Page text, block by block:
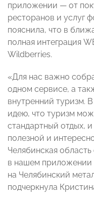
приложении — от
ресторанов и услуг
пояснила, что в
полная интеграция
Wildberries.
«Для нас важно
одном сервисе, а
внутренний туризм.
идею, что туризм
стандартный отдых,
полезной и
Челябинская
в нашем приложении
на Челябинский
подчеркнула